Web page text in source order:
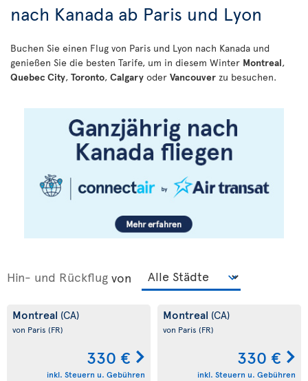
nach Kanada ab Paris und Lyon
Buchen Sie einen Flug von Paris und Lyon nach Kanada und
genießen Sie die besten Tarife, um in diesem Winter Montreal,
Quebec City, Toronto, Calgary oder Vancouver zu besuchen.
Hin- und Rückflug von
Montreal (CA)
von Paris (FR)
330 €
inkl. Steuern u. Gebühren
Montreal (CA)
von Paris (FR)
330 €
inkl. Steuern u. Gebühren